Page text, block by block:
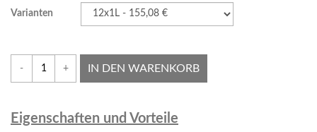
Varianten
- + IN DEN WARENKORB
Eigenschaften und Vorteile